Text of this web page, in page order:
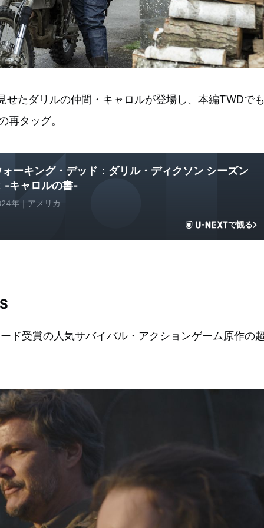
せたダリルの仲間・キャロルが登場し、本編TWDで
再タッグ。
ォーキング・デッド：ダリル・ディクソン シーズン
-キャロルの書-
年｜アメリカ
で観る
ド受賞の人気サバイバル・アクションゲーム原作の